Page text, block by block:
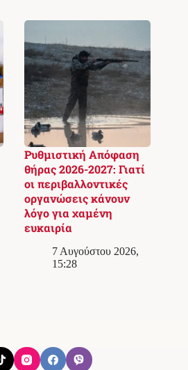
Ρυθμιστική Απόφαση
θήρας 2026-2027: Γιατί
οι περιβαλλοντικές
οργανώσεις κάνουν
λόγο για χαμένη
ευκαιρία
7 Αυγούστου 2026,
15:28